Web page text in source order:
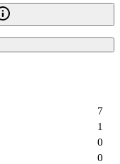
0
0
1
7